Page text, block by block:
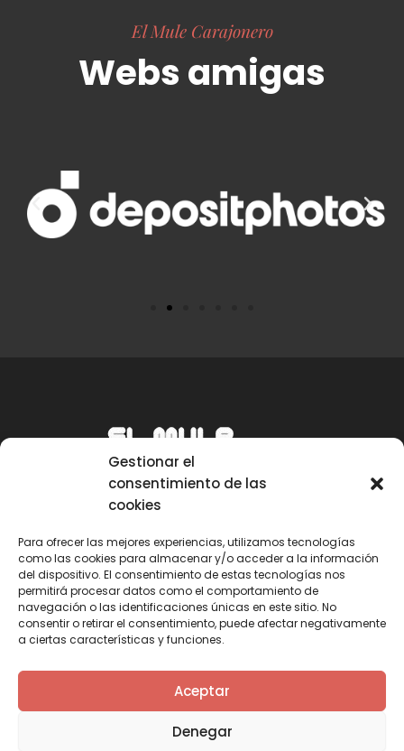
Gestionar el
consentimiento de las
cookies
Para ofrecer las mejores experiencias, utilizamos tecnologías
como las cookies para almacenar y/o acceder a la información
del dispositivo. El consentimiento de estas tecnologías nos
permitirá procesar datos como el comportamiento de
navegación o las identificaciones únicas en este sitio. No
consentir o retirar el consentimiento, puede afectar negativamente
a ciertas características y funciones.
Aceptar
Denegar
El Mule Carajonero
Webs amigas
Email
mule@mulecarajonero.com
Síguenos en redes sociales
a
T
w
i
t
Y
o
u
t
n